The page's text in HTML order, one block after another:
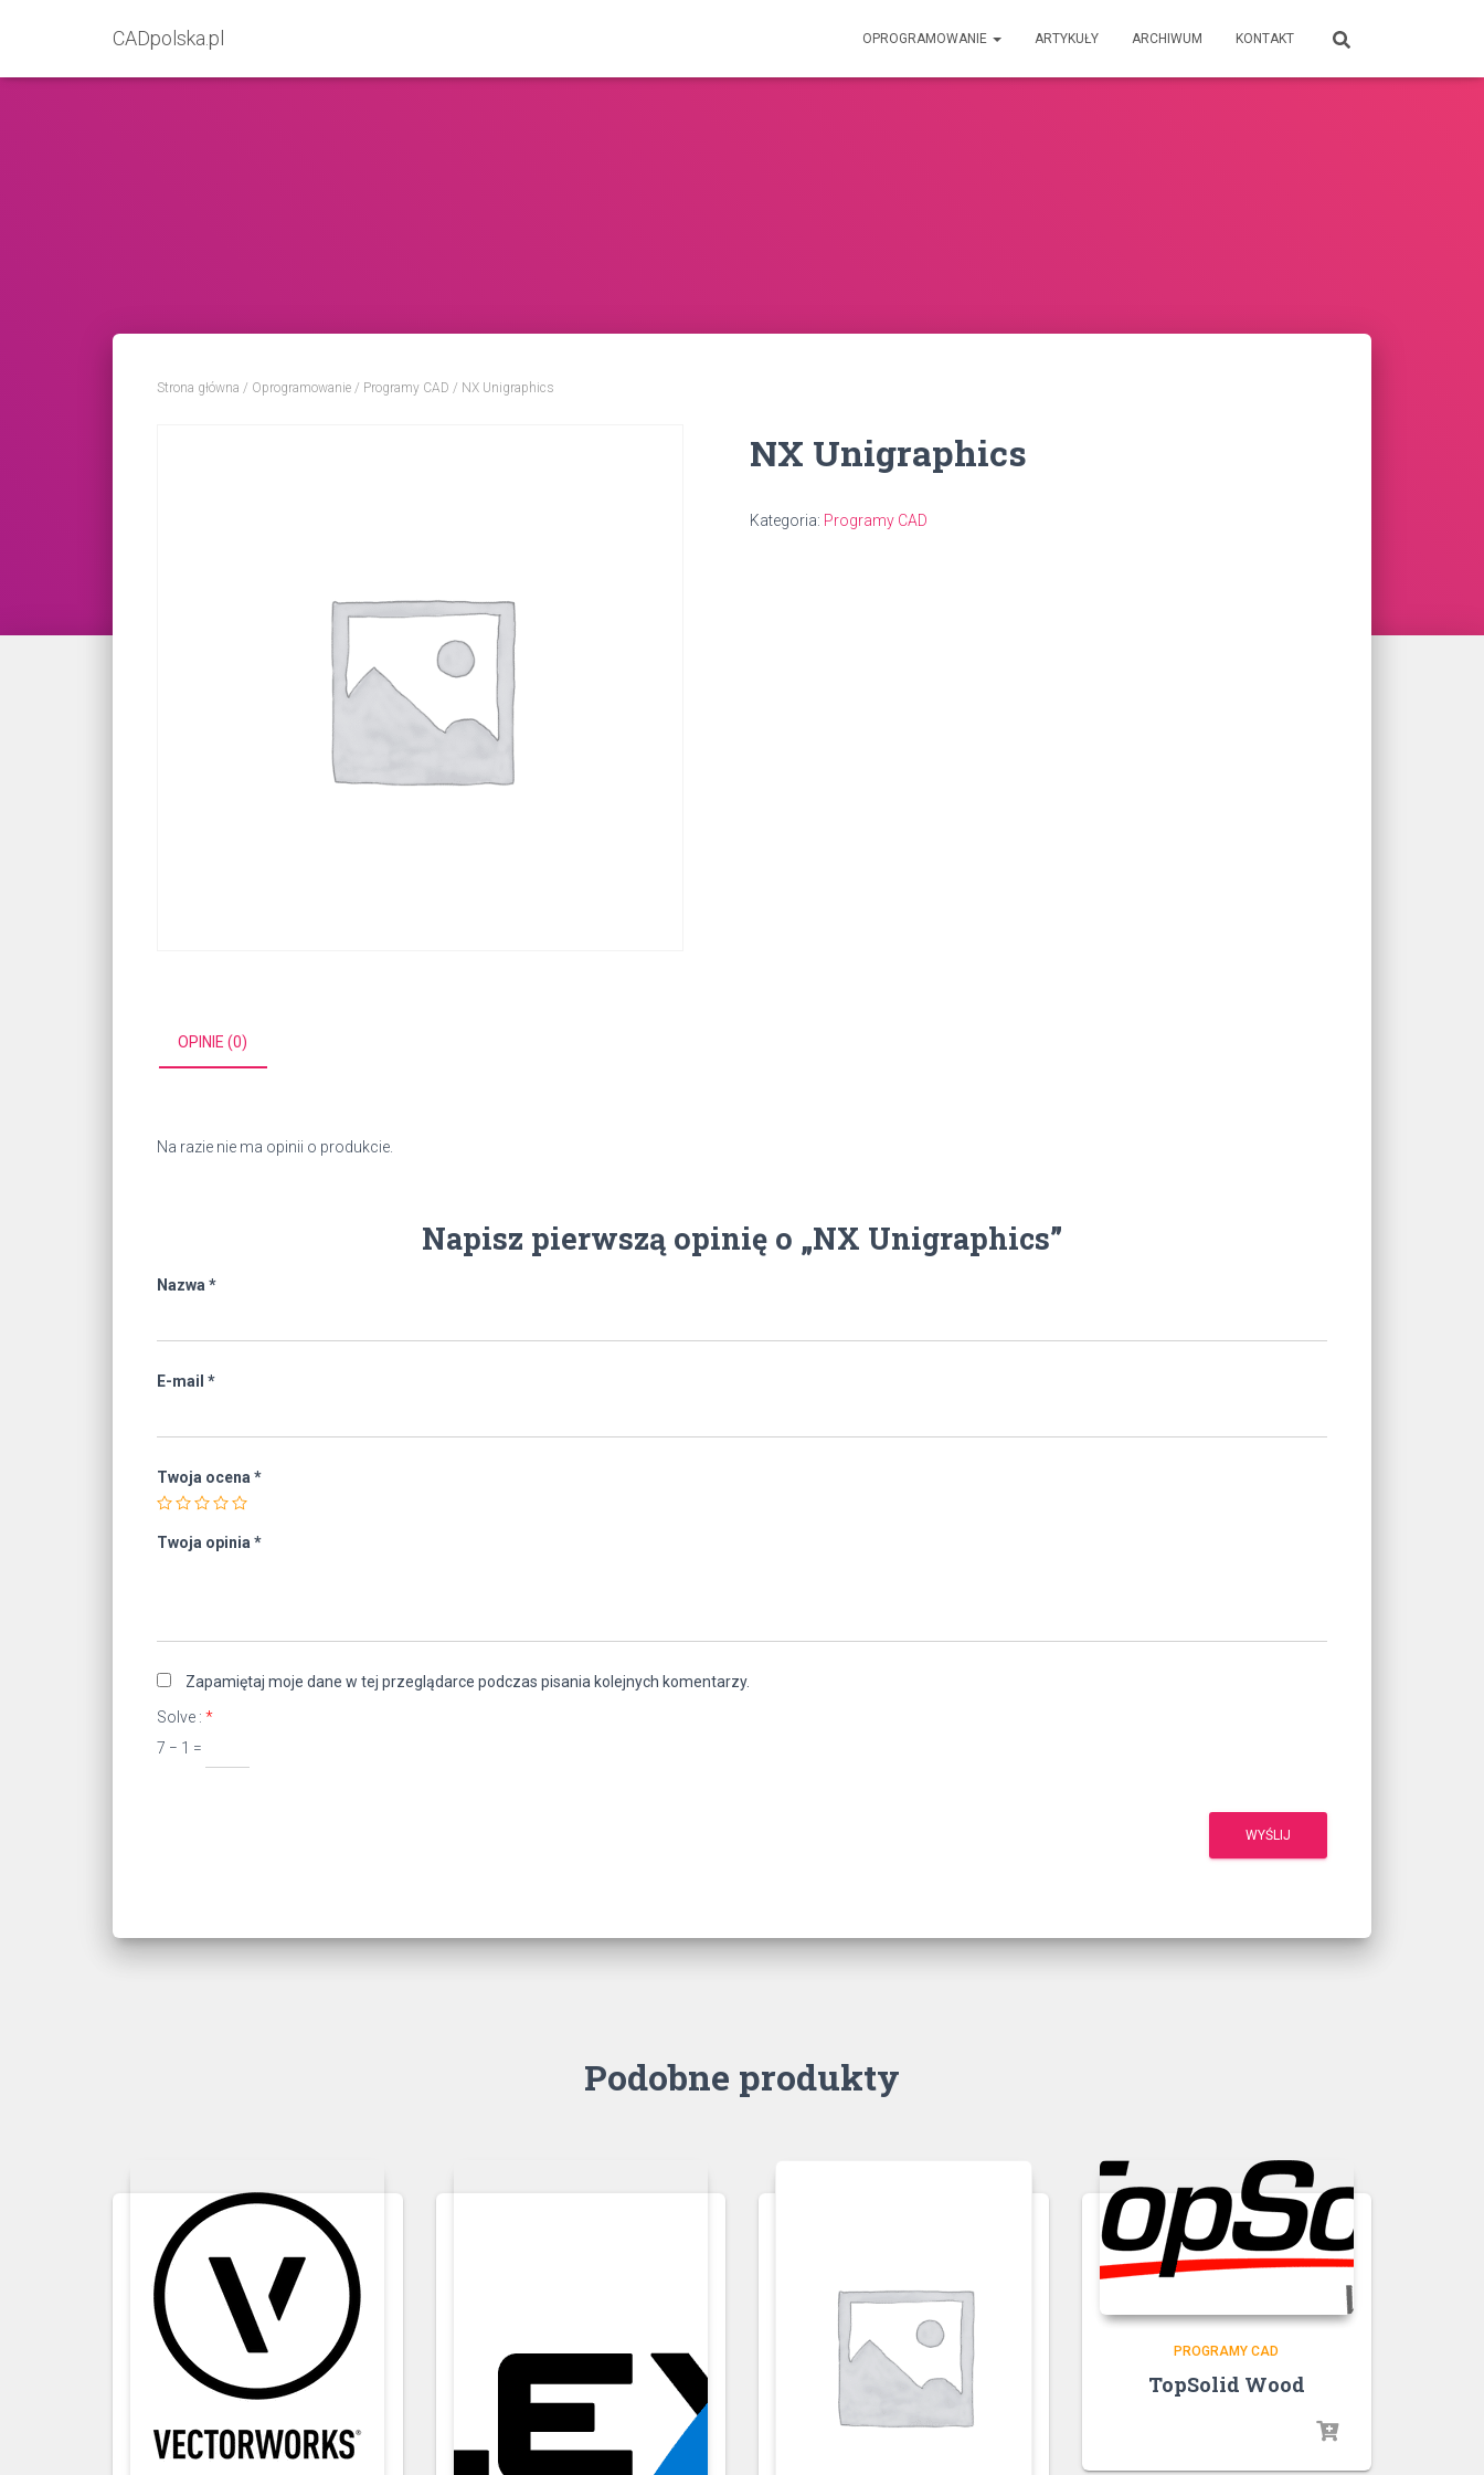
CADpolska.pl OPROGRAMOWANIE ARTYKUŁY ARCHIWUM KONTAKT
Strona główna / Oprogramowanie / Programy CAD / NX Unigraphics
NX Unigraphics
Kategoria: Programy CAD
OPINIE (0)
Na razie nie ma opinii o produkcie.
Napisz pierwszą opinię o „NX Unigraphics”
Nazwa *
E-mail *
Twoja ocena *
Twoja opinia *
Zapamiętaj moje dane w tej przeglądarce podczas pisania kolejnych komentarzy.
Solve : *
7 − 1 =
Podobne produkty
PROGRAMY CAD
TopSolid Wood